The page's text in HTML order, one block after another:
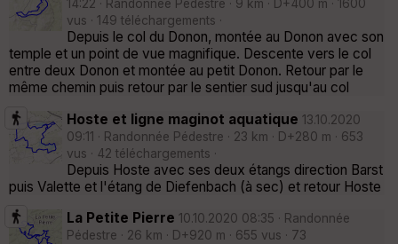
14:22 · Randonnée Pédestre · 9 km · D+400 m · 1600
vus · 149 téléchargements ·
Depuis le col du Donon, montée au Donon avec son
temple et un point de vue magnifique. Descente vers le col
entre deux Donon et montée au petit Donon. Retour par le
même chemin puis retour par le sentier sud jusqu'au col
Hoste et ligne maginot aquatique 13.10.2020
09:11 · Randonnée Pédestre · 23 km · D+280 m · 653
vus · 42 téléchargements ·
Depuis Hoste avec ses deux étangs direction Barst
puis Valette et l'étang de Diefenbach (à sec) et retour Hoste
La Petite Pierre 10.10.2020 08:35 · Randonnée
Pédestre · 26 km · D+920 m · 655 vus · 73